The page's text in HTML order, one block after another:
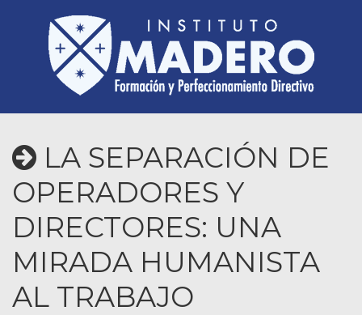
LA SEPARACIÓN DE
OPERADORES Y
DIRECTORES: UNA
MIRADA HUMANISTA
AL TRABAJO